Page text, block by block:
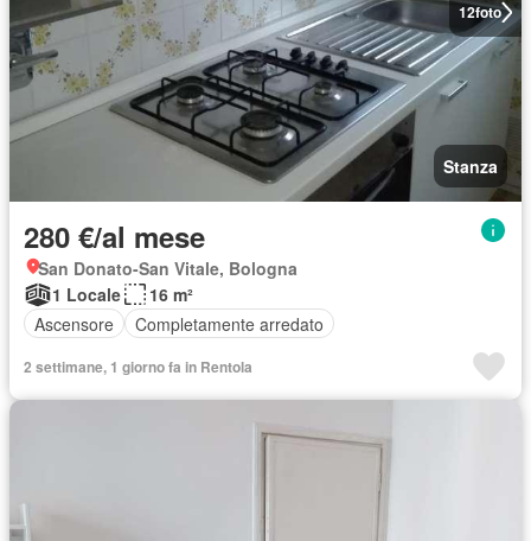
12foto
Stanza
280 €/al mese
San Donato-San Vitale, Bologna
1 Locale
16 m²
Ascensore
Completamente arredato
2 settimane, 1 giorno fa in Rentola